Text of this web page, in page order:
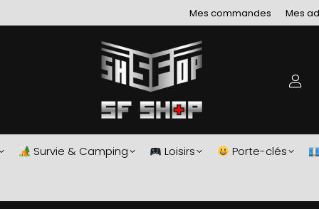
Mes commandes Mes
Survie & Camping Loisirs Porte-clés